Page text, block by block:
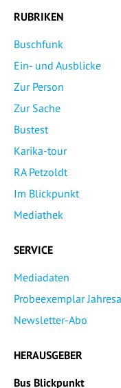
RUBRIKEN
Buschfunk
Ein- und Ausblicke
Zur Person
Zur Sache
Bustest
Karika-tour
RA Petzoldt
Im Blickpunkt
Mediathek
SERVICE
Mediadaten
Probeexemplar
Newsletter-Abo
HERAUSGEBER
Bus Blickpunkt